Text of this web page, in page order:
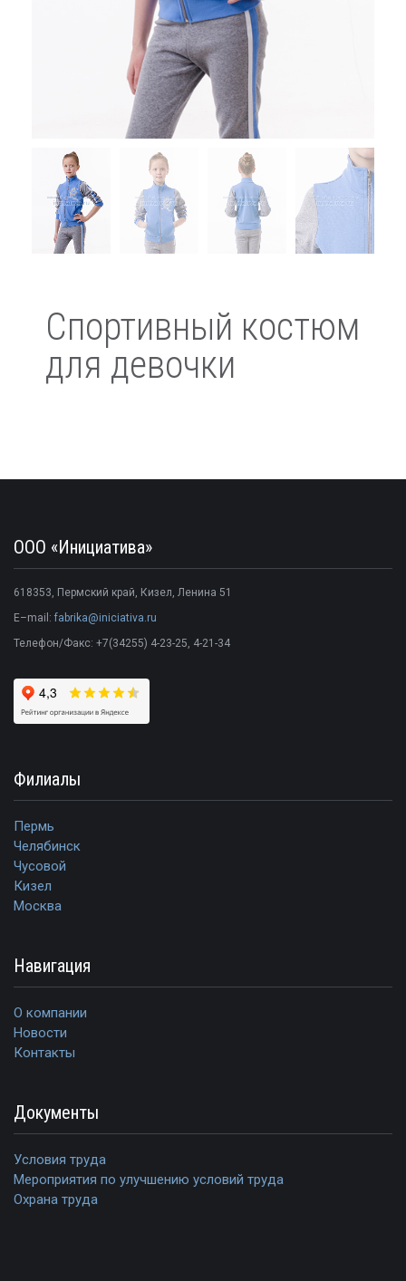
Спортивный костюм
для девочки
ООО «Инициатива»
618353, Пермский край, Кизел, Ленина 51
E–mail: fabrika@iniciativa.ru
Телефон/Факс: +7(34255) 4-23-25, 4-21-34
Филиалы
Пермь
Челябинск
Чусовой
Кизел
Москва
Навигация
О компании
Новости
Контакты
Документы
Условия труда
Мероприятия по улучшению условий труда
Охрана труда